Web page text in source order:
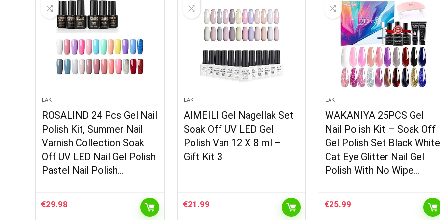
LAK
ROSALIND 24 Pcs Gel Nail
Polish Kit, Summer Nail
Varnish Collection Soak
Off UV LED Nail Gel Polish
Pastel Nail Polish…
€29.98
LAK
AIMEILI Gel Nagellak Set
Soak Off UV LED Gel
Polish Van 12 X 8 ml –
Gift Kit 3
€21.99
LAK
WAKANIYA 25PCS Gel
Nail Polish Kit – Soak Off
Gel Polish Set Black White
Cat Eye Glitter Nail Gel
Polish With No Wipe…
€25.99